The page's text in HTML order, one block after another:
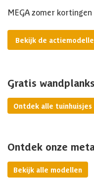
MEGA zomer
Bekijk de
Gratis
Ontdek alle tuinhuisjes
Ontdek onze
Bekijk alle modellen